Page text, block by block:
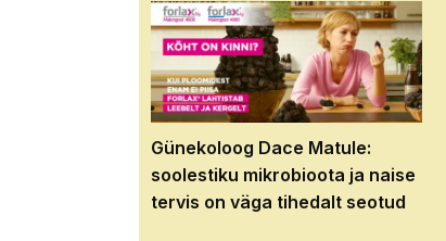
Günekoloog Dace Matule:
soolestiku mikrobioota ja naise
tervis on väga tihedalt seotud